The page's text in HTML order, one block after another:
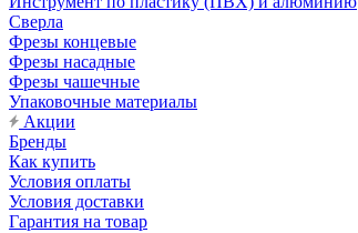
Сверла
Фрезы концевые
Фрезы насадные
Фрезы чашечные
Упаковочные материалы
Акции
Бренды
Как купить
Условия оплаты
Условия доставки
Гарантия на товар